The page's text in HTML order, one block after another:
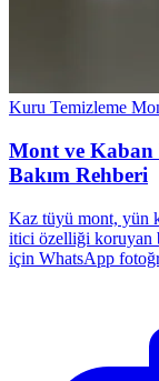
Kuru Temizleme
Mont ve Kaban
Bakım Rehberi
Kaz tüyü mont, yün
itici özelliği koruyan
için WhatsApp